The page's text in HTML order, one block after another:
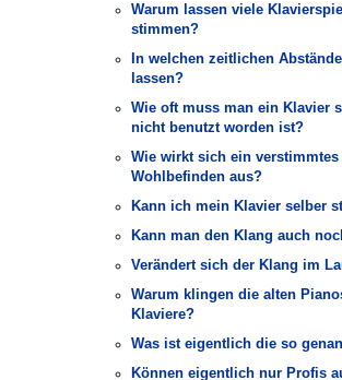
Warum lassen viele
stimmen?
In welchen zeitlichen
lassen?
Wie oft muss man ein Klavier
nicht benutzt worden ist?
Wie wirkt sich ein
Wohlbefinden aus?
Kann ich mein Klavier selber
Kann man den Klang auch
Verändert sich der Klang im
Warum klingen die alten
Klaviere?
Was ist eigentlich die so
Können eigentlich nur Profis